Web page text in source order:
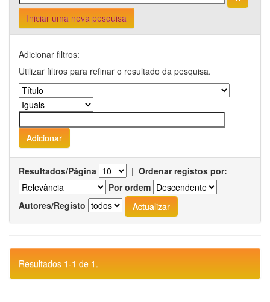
Iniciar uma nova pesquisa
Adicionar filtros:
Utilizar filtros para refinar o resultado da pesquisa.
Resultados/Página | Ordenar registos por:
Por ordem
Autores/Registo
Resultados 1-1 de 1.